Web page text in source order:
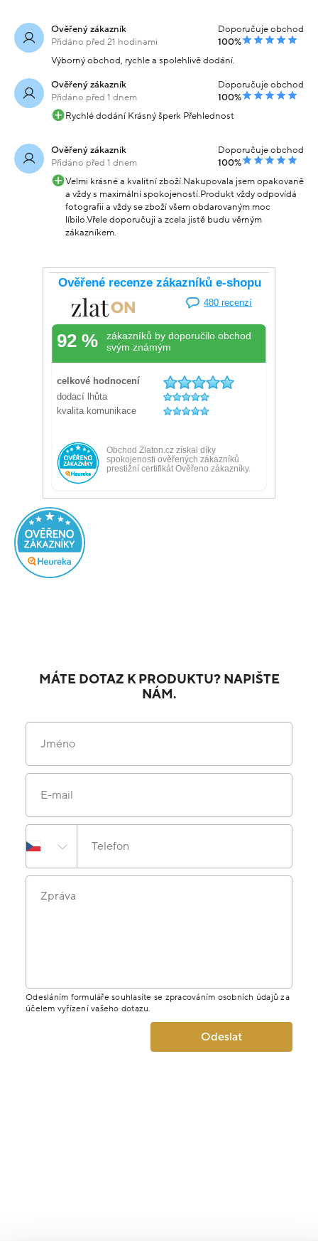
Ověřený zákazník
Přidáno před 21 hodinami
Doporučuje obchod
100%
Výborný obchod, rychle a spolehlivě dodání.
Ověřený zákazník
Přidáno před 1 dnem
Doporučuje obchod
100%
Rychlé dodání Krásný šperk Přehlednost
Ověřený zákazník
Přidáno před 1 dnem
Doporučuje obchod
100%
Velmi krásné a kvalitní zboží.Nakupovala jsem opakovaně
a vždy s maximální spokojeností.Produkt vždy odpovídá
fotografii a vždy se zboží všem obdarovaným moc
líbilo.Vřele doporučuji a zcela jistě budu věrným
zákazníkem.
MÁTE DOTAZ K PRODUKTU? NAPIŠTE
NÁM.
Jméno
E-mail
Telefon
Zpráva
Odesláním formuláře souhlasíte se zpracováním osobních údajů za
účelem vyřízení vašeho dotazu.
Odeslat